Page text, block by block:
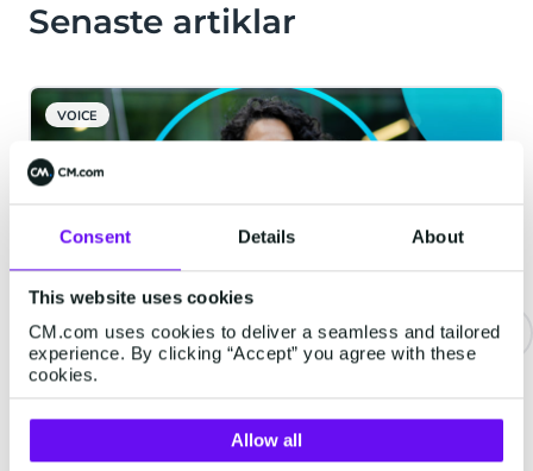
Consent Details About
This website uses cookies
CM.com uses cookies to deliver a seamless and tailored
experience. By clicking “Accept” you agree with these
cookies.
Allow all
Senaste artiklar
VOICE
Skydda ditt företag mot SMS-
enklare med Number Verify